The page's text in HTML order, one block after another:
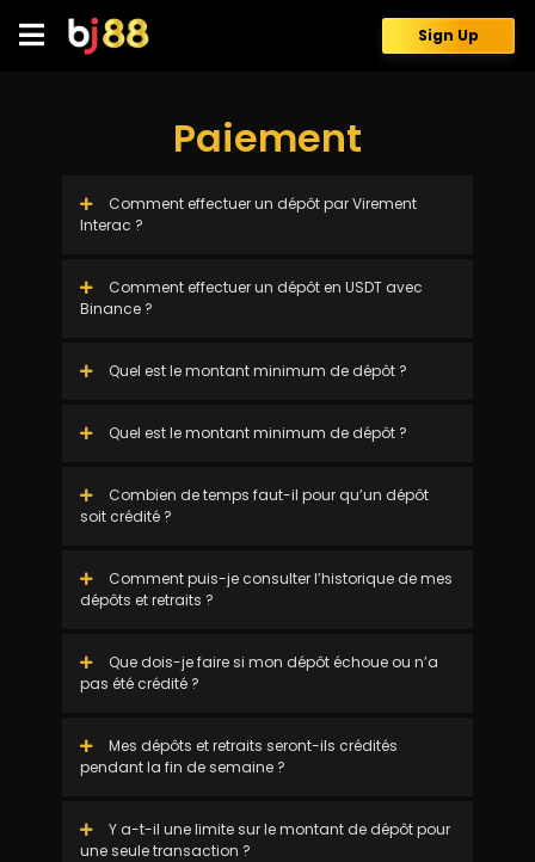
content
Sign Up
Paiement
Comment effectuer un dépôt par Virement
Interac ?
Comment effectuer un dépôt en USDT avec
Binance ?
Quel est le montant minimum de dépôt ?
Quel est le montant minimum de dépôt ?
Combien de temps faut-il pour qu’un dépôt
soit crédité ?
Comment puis-je consulter l’historique de mes
dépôts et retraits ?
Que dois-je faire si mon dépôt échoue ou n’a
pas été crédité ?
Mes dépôts et retraits seront-ils crédités
pendant la fin de semaine ?
Y a-t-il une limite sur le montant de dépôt pour
une seule transaction ?